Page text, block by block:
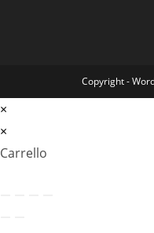
Copyright -
×
×
Carrello